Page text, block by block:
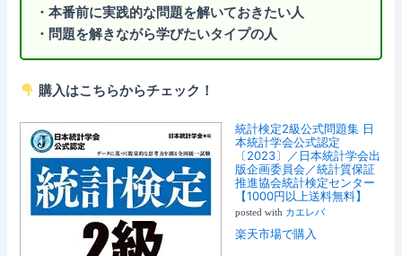
・本番前に実践的な問題を解いておきたい人
・問題を解きながら学びたいタイプの人
購入はこちらからチェック！
統計検定2級公式問題集 日
本統計学会公式認定
〔2023〕／日本統計学会出
版企画委員会／統計質保証
推進協会統計検定センター
【1000円以上送料無料】
posted with カエレバ
楽天市場で購入